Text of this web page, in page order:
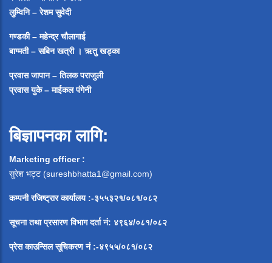
लुम्विनि – रेशम सुवेदी
गण्डकी – महेन्द्र चौलागाई
बाग्मती – सबिन खत्री ।ऋतु खड्का
प्रवास जापान – तिलक पराजुली
प्रवास युके – माईकल पंगेनी
बिज्ञापनका लागि:
Marketing officer :
सुरेश भट्ट (sureshbhatta1@gmail.com)
कम्पनी रजिष्ट्रार कार्यालय :-३५५३२१/०८१/०८२
सूचना तथा प्रसारण विभाग दर्ता नं: ४९६४/०८१/०८२
प्रेस काउन्सिल सूचिकरण नं:-४९५५/०८१/०८२